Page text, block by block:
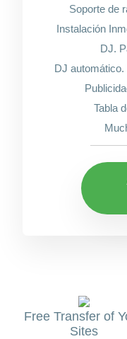
Soporte de
Instalación
DJ.
DJ
Tabla
Free Transfer of
Sites